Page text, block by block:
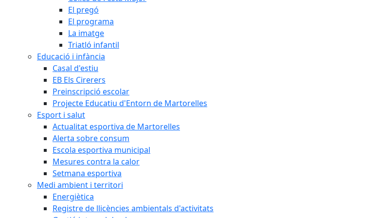
El pregó
El programa
La imatge
Triatló infantil
Educació i infància
Casal d'estiu
EB Els Cirerers
Preinscripció escolar
Projecte Educatiu d'Entorn de Martorelles
Esport i salut
Actualitat esportiva de Martorelles
Alerta sobre consum
Escola esportiva municipal
Mesures contra la calor
Setmana esportiva
Medi ambient i territori
Energiètica
Registre de llicències ambientals d'activitats